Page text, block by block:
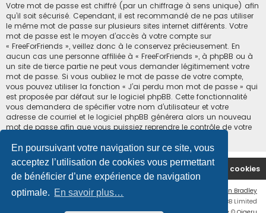
En poursuivant votre navigation sur ce site, vous
acceptez l’utilisation de cookies vous permettant
de bénéficier d’une expérience de navigation
optimale. En savoir plus…
Votre mot de passe est chiffré (par un chiffrage à sens unique) afin
qu’il soit sécurisé. Cependant, il est recommandé de ne pas utiliser
le même mot de passe sur plusieurs sites internet différents. Votre
mot de passe est le moyen d’accès à votre compte sur
« FreeForFriends », veillez donc à le conservez précieusement. En
aucun cas une personne affiliée à « FreeForFriends », à phpBB ou à
un site de tierce partie ne peut vous demander légitimement votre
mot de passe. Si vous oubliez le mot de passe de votre compte,
vous pouvez utiliser la fonction « J’ai perdu mon mot de passe » qui
est proposée par défaut sur le logiciel phpBB. Cette fonctionnalité
vous demandera de spécifier votre nom d’utilisateur et votre
adresse de courriel et le logiciel phpBB générera alors un nouveau
mot de passe afin que vous puissiez reprendre le contrôle de votre
Accueil du forum Supprimer les cookies
Ian Bradley
® Forum Software © phpBB Limited